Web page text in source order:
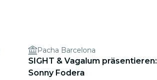
Pacha Barcelona
SIGHT & Vagalum präsentieren:
Sonny Fodera